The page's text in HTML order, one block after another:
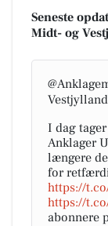
Seneste
Midt- og
I dag
Anklager
længere
for
https://
https://
abonnere